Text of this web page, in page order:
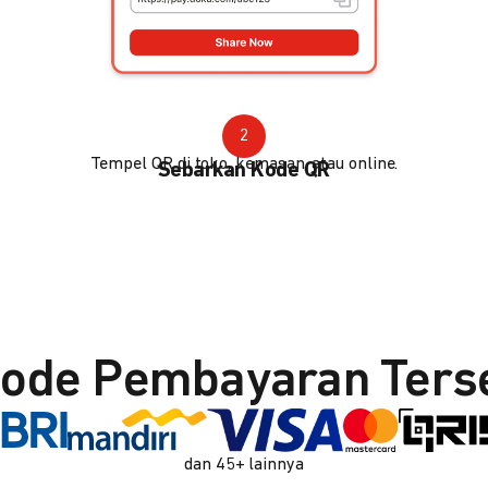
2
Sebarkan Kode QR
Tempel QR di toko, kemasan, atau online.
Pembayaran
dan 45+ lainnya